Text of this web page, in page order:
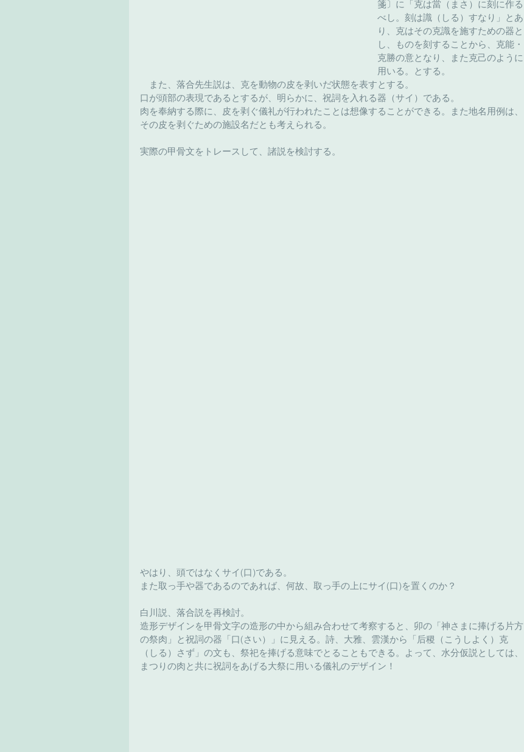
箋〕に「克は當（まさ）に刻に作る
べし。刻は識（しる）すなり」とあ
り、克はその克識を施すための器と
し、ものを刻することから、克能・
克勝の意となり、また克己のように
用いる。とする。
また、落合先生説は、克を動物の皮を剥いだ状態を表すとする。
口が頭部の表現であるとするが、明らかに、祝詞を入れる器（サイ）である。
肉を奉納する際に、皮を剥ぐ儀礼が行われたことは想像することができる。また地名用例は、
その皮を剥ぐための施設名だとも考えられる。
実際の甲骨文をトレースして、諸説を検討する。
やはり、頭ではなくサイ(口)である。
また取っ手や器であるのであれば、何故、取っ手の上にサイ(口)を置くのか？
白川説、落合説を再検討。
造形デザインを甲骨文字の造形の中から組み合わせて考察すると、卯の「神さまに捧げる片方
の祭肉」と祝詞の器「口(さい）」に見える。詩、大雅、雲漢から「后稷（こうしよく）克
（しる）さず」の文も、祭祀を捧げる意味でとることもできる。よって、水分仮説としては、
まつりの肉と共に祝詞をあげる大祭に用いる儀礼のデザイン！